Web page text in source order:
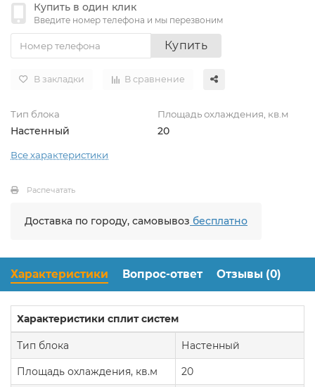
Купить в один клик
Введите номер телефона и мы перезвоним
Купить
В закладки В сравнение
Тип блока
Настенный
Площадь охлаждения, кв.м
20
Все характеристики
Распечатать
Доставка по городу, самовывоз бесплатно
Характеристики Вопрос-ответ Отзывы (0)
Характеристики сплит систем
Тип блока Настенный
Площадь охлаждения, кв.м 20